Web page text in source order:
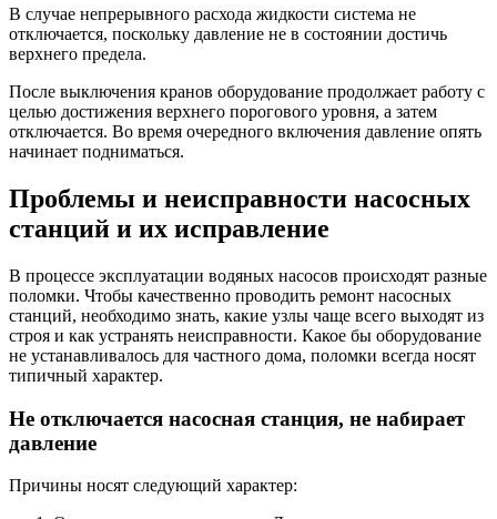
В случае непрерывного расхода жидкости система не
отключается, поскольку давление не в состоянии достичь
верхнего предела.
После выключения кранов оборудование продолжает работу с
целью достижения верхнего порогового уровня, а затем
отключается. Во время очередного включения давление опять
начинает подниматься.
Проблемы и неисправности насосных
станций и их исправление
В процессе эксплуатации водяных насосов происходят разные
поломки. Чтобы качественно проводить ремонт насосных
станций, необходимо знать, какие узлы чаще всего выходят из
строя и как устранять неисправности. Какое бы оборудование
не устанавливалось для частного дома, поломки всегда носят
типичный характер.
Не отключается насосная станция, не набирает
давление
Причины носят следующий характер: